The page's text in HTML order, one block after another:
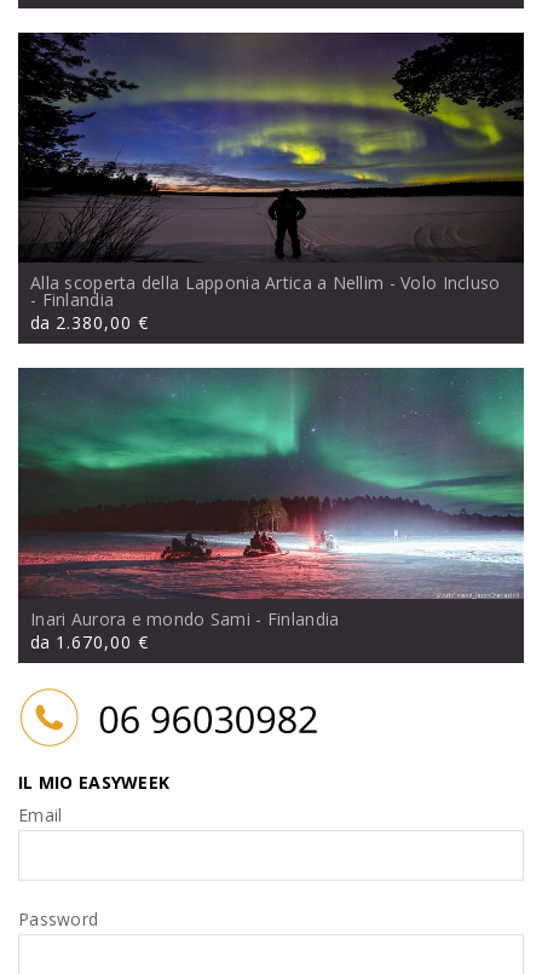
Alla scoperta della Lapponia Artica a Nellim - Volo Incluso
- Finlandia
da 2.380,00 €
Inari Aurora e mondo Sami - Finlandia
da 1.670,00 €
IL MIO EASYWEEK
Email
Password